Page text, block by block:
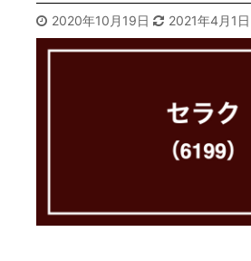
2020年10月19日 2021年4月1日